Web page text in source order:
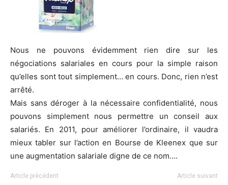
Nous ne pouvons évidemment rien dire sur les
négociations salariales en cours pour la simple raison
qu’elles sont tout simplement… en cours. Donc, rien n’est
arrêté.
Mais sans déroger à la nécessaire confidentialité, nous
pouvons simplement nous permettre un conseil aux
salariés. En 2011, pour améliorer l’ordinaire, il vaudra
mieux tabler sur l’action en Bourse de Kleenex que sur
une augmentation salariale digne de ce nom….
Article précédent Article suivant